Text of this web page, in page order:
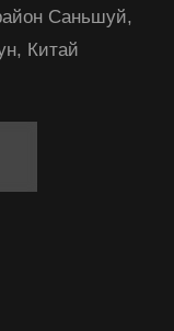
Саньшуй,
Китай